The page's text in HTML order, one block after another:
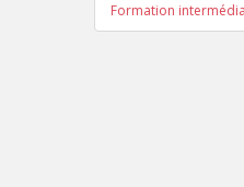
Formation